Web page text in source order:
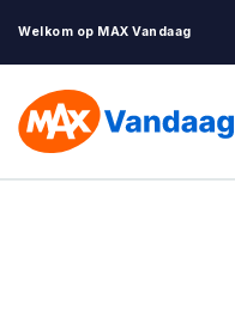
Welkom op MAX Vandaag